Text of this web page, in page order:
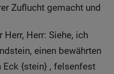
Zuflucht gemacht und
Herr: Siehe, ich
einen bewährten
Eck {stein} , felsenfest